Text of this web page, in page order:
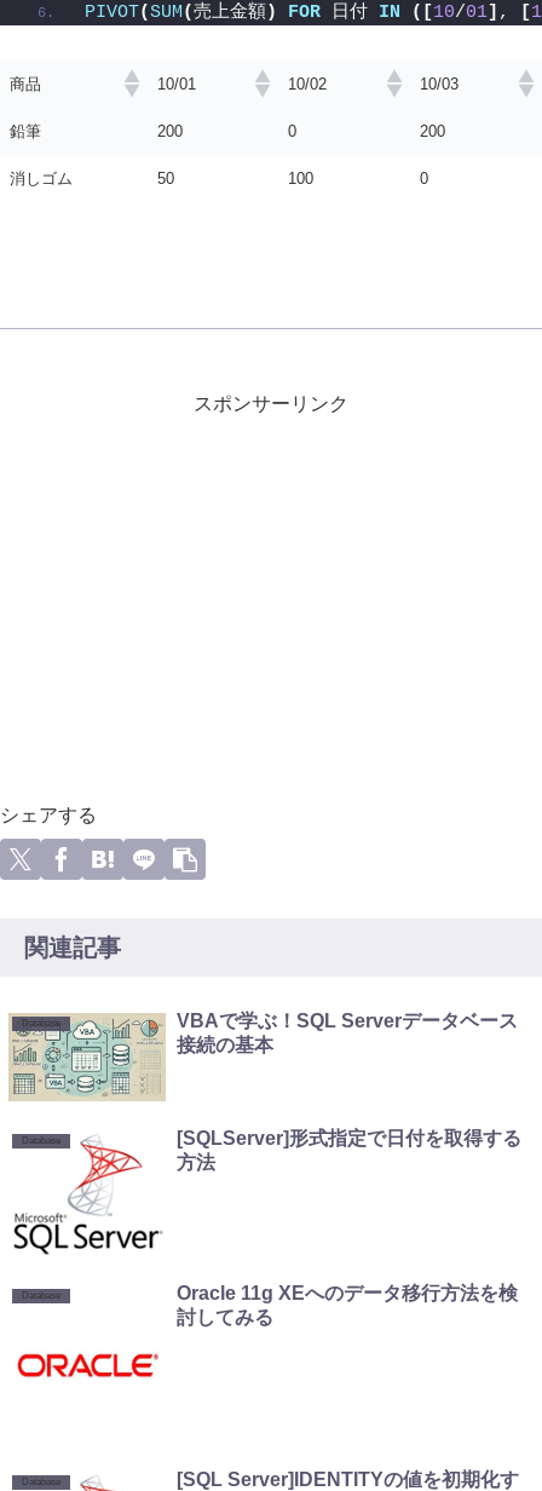
PIVOT(SUM(売上金額 ) FOR 日付 IN ([10/01] , [
商品 10/01 10/02 10/03
鉛筆 200 0 200
消しゴム 50 100 0
スポンサーリンク
シェアする
関連記事
Database
VBAで学ぶ！SQL Serverデータベース
接続の基本
Database
[SQLServer]形式指定で日付を取得する
方法
Database
Oracle 11g XEへのデータ移行方法を検
討してみる
Database
[SQL Server]IDENTITYの値を初期化す